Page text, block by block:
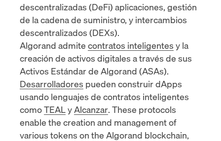
descentralizadas (DeFi) aplicaciones, gestión
de la cadena de suministro, y intercambios
descentralizados (DEXs).
Algorand admite contratos inteligentes y la
creación de activos digitales a través de sus
Activos Estándar de Algorand (ASAs).
Desarrolladores pueden construir dApps
usando lenguajes de contratos inteligentes
comoTEALyAlcanzar. These protocols
enable the creation and management of
various tokens on the Algorand blockchain,